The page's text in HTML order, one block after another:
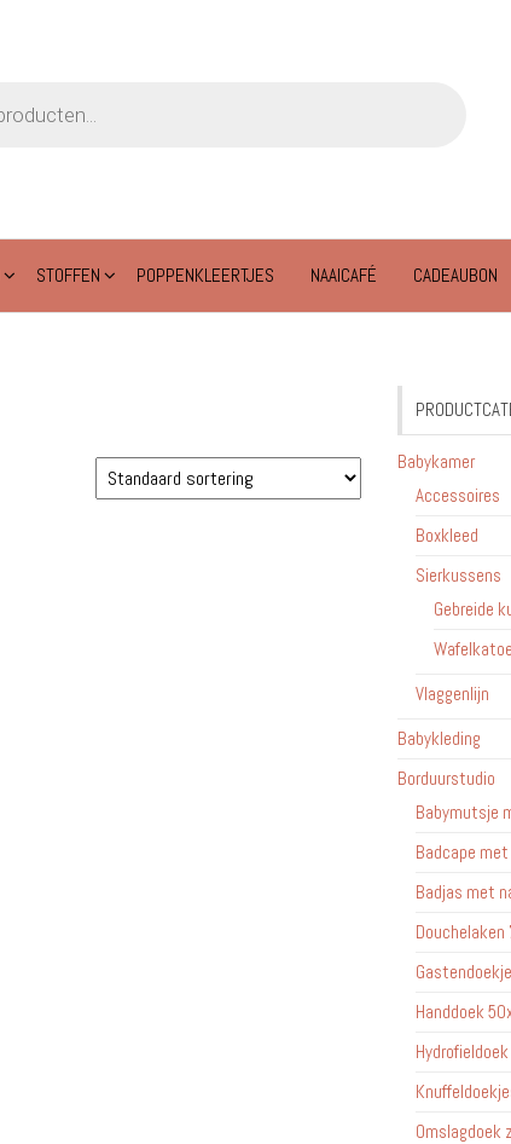
STOFFEN POPPENKLEERTJES NAAICAFÉ CADEAUBON
Babykamer
Accessoires
Boxkleed
Sierkussens
Gebreide
Vlaggenlijn
Babykleding
Borduurstudio
Babymutsje
Badcape
Badjas met
Handdoek
Omslagdoek